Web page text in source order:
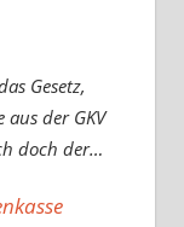
Gesetz,
der GKV
doch der…